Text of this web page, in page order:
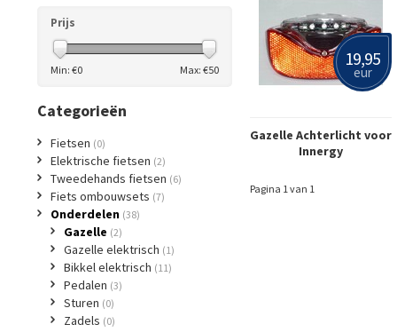
19,95
eur
Gazelle Achterlicht voor
Innergy
Pagina 1 van 1
Prijs
Min: €0 Max: €50
Categorieën
Fietsen (0)
Elektrische fietsen (2)
Tweedehands fietsen (6)
Fiets ombouwsets (7)
Onderdelen (38)
Gazelle (2)
Gazelle elektrisch (1)
Bikkel elektrisch (11)
Pedalen (3)
Sturen (0)
Zadels (0)